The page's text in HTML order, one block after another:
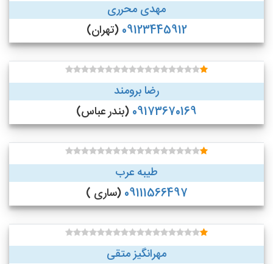
مهدی محرری
09123445912 (تهران)
رضا برومند
09173670169 (بندر عباس)
طیبه عرب
09111566497 (ساری )
مهرانگیز متقی